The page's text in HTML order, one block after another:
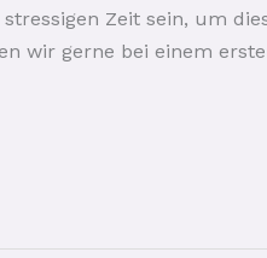
Zeit sein, um
wir gerne bei einem